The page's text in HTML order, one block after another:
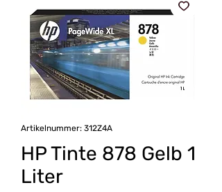
Artikelnummer: 312Z4A
HP Tinte 878 Gelb 1
Liter